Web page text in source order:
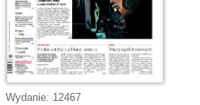
Wydanie: 12467